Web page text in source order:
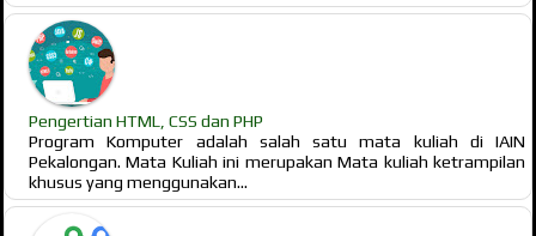
Pengertian HTML, CSS dan PHP
Program Komputer adalah salah satu mata kuliah di IAIN
Pekalongan. Mata Kuliah ini merupakan Mata kuliah ketrampilan
khusus yang menggunakan...